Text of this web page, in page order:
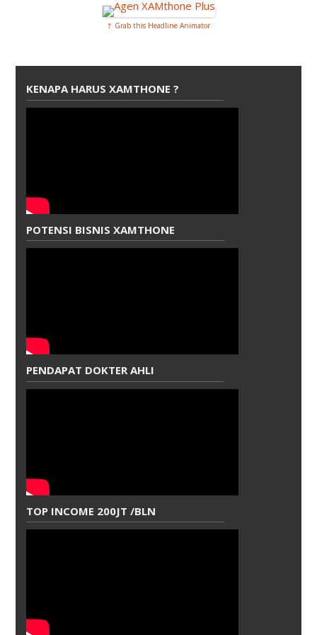
↑ Grab this Headline Animator
KENAPA HARUS XAMTHONE ?
POTENSI BISNIS XAMTHONE
PENDAPAT DOKTER AHLI
TOP INCOME 200JT /BLN